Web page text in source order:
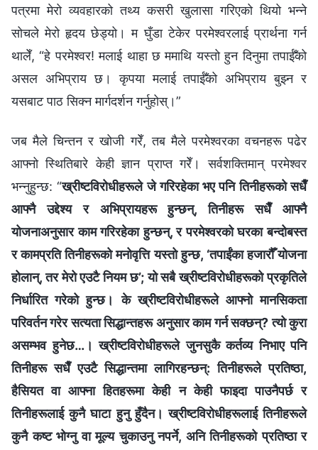
पत्रमा मेरो व्यवहारको तथ्य कसरी खुलासा गरिएको थियो भन्ने
सोचले मेरो हृदय छेड्यो। म घुँडा टेकेर परमेश्‍वरलाई प्रार्थना गर्न
थालेँ, “हे परमेश्‍वर! मलाई थाहा छ ममाथि यस्तो हुन दिनुमा तपाईँको
असल अभिप्राय छ। कृपया मलाई तपाईँको अभिप्राय बुझ्न र
यसबाट पाठ सिक्न मार्गदर्शन गर्नुहोस्।”
जब मैले चिन्तन र खोजी गरेँ, तब मैले परमेश्‍वरका वचनहरू पढेर
आफ्नो स्थितिबारे केही ज्ञान प्राप्त गरेँ। सर्वशक्तिमान्‌ परमेश्‍वर
भन्‍नुहुन्छ: “ख्रीष्टविरोधीहरूले जे गरिरहेका भए पनि तिनीहरूको सधैँ
आफ्‍नै उद्देश्य र अभिप्रायहरू हुन्छन्, तिनीहरू सधैँ आफ्‍नै
योजनाअनुसार काम गरिरहेका हुन्छन्, र परमेश्‍वरको घरका बन्दोबस्त
र कामप्रति तिनीहरूको मनोवृत्ति यस्तो हुन्छ, ‘तपाईंका हजारौँ योजना
होलान्, तर मेरो एउटै नियम छ’; यो सबै ख्रीष्टविरोधीहरूको प्रकृतिले
निर्धारित गरेको हुन्छ। के ख्रीष्टविरोधीहरूले आफ्‍नो मानसिकता
परिवर्तन गरेर सत्यता सिद्धान्तहरू अनुसार काम गर्न सक्छन्? त्यो कुरा
असम्भव हुनेछ…। ख्रीष्टविरोधीहरूले जुनसुकै कर्तव्य निभाए पनि
तिनीहरू सधैँ एउटै सिद्धान्तमा लागिरहन्छन्: तिनीहरूले प्रतिष्ठा,
हैसियत वा आफ्‍ना हितहरूमा केही न केही फाइदा पाउनैपर्छ र
तिनीहरूलाई कुनै घाटा हुनु हुँदैन। ख्रीष्टविरोधीहरूलाई तिनीहरूले
कुनै कष्ट भोग्‍नु वा मूल्य चुकाउनु नपर्ने, अनि तिनीहरूको प्रतिष्ठा र